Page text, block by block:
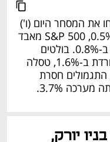
המדדים המובילים בוול סטריט פתחו את המסחר היום (ו')
בירידות שערים: דאו ג'ונס יורד ב-0.5%, S&P 500 מאבד
מאבדת 3.7% לאחר אישור חבילת התגמולים חסרת